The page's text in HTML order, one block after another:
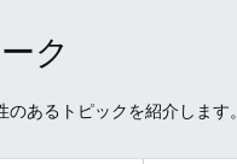
ク
あるトピックを紹介します。